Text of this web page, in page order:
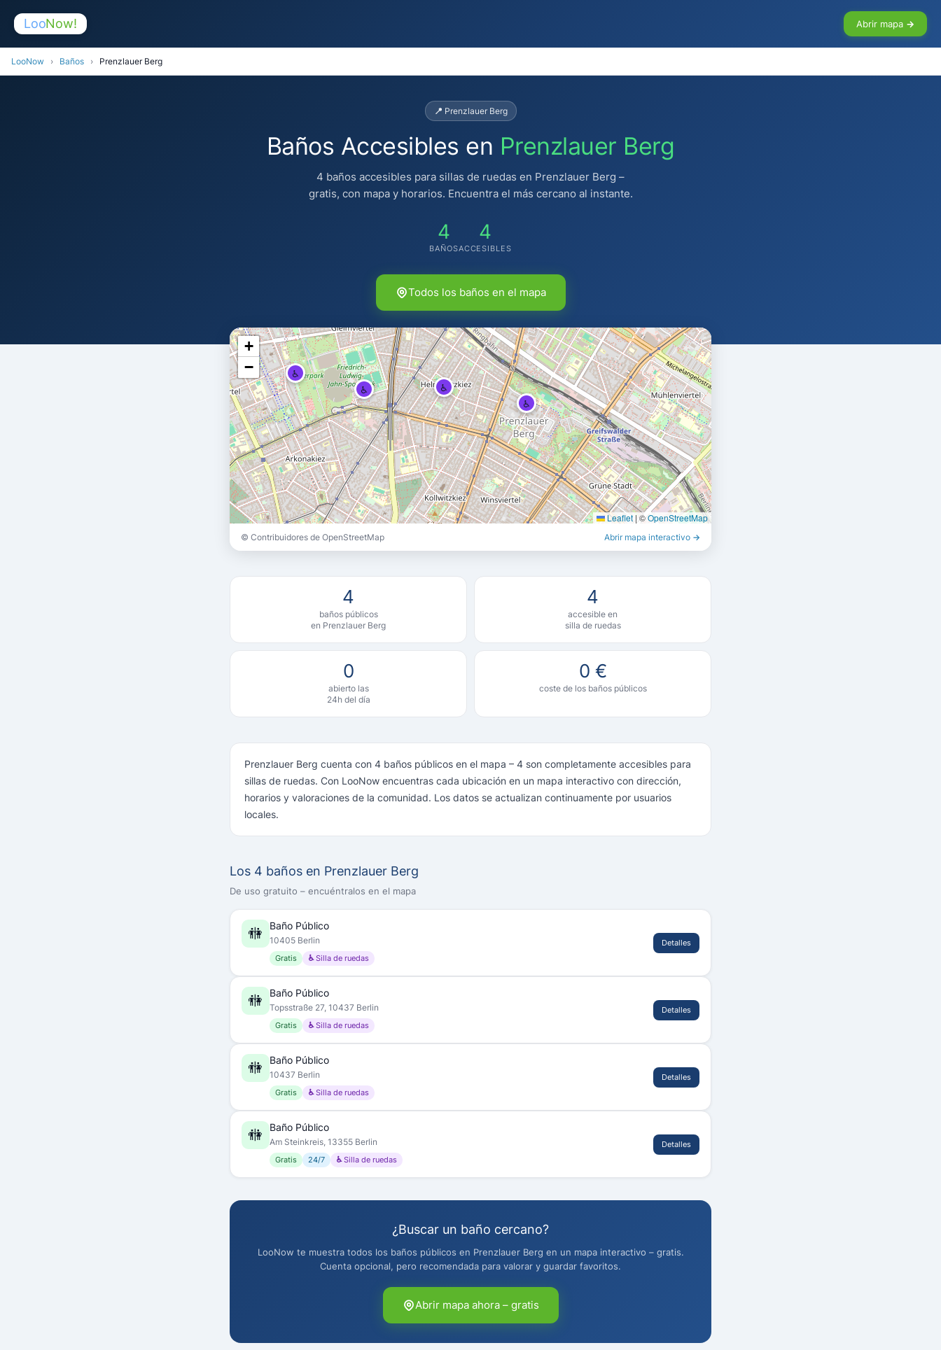
LooNow! Abrir mapa →
LooNow › Baños › Prenzlauer Berg
📍 Prenzlauer Berg
Baños Accesibles en Prenzlauer Berg
4 baños accesibles para sillas de ruedas en Prenzlauer Berg –
gratis, con mapa y horarios. Encuentra el más cercano al instante.
4
BAÑOS
4
ACCESIBLES
Todos los baños en el mapa
♿
♿ ♿
♿
+
−
Leaflet |©OpenStreetMap
© Contribuidores de OpenStreetMap Abrir mapa interactivo →
4
baños públicos
en Prenzlauer Berg
4
accesible en
silla de ruedas
0
abierto las
24h del día
0 €
coste de los baños públicos
Prenzlauer Berg cuenta con 4 baños públicos en el mapa – 4 son completamente accesibles para
sillas de ruedas. Con LooNow encuentras cada ubicación en un mapa interactivo con dirección,
horarios y valoraciones de la comunidad. Los datos se actualizan continuamente por usuarios
locales.
Los 4 baños en Prenzlauer Berg
De uso gratuito – encuéntralos en el mapa
🚻 Baño Público
10405 Berlin
Gratis ♿ Silla de ruedas
Detalles
🚻 Baño Público
Topsstraße 27, 10437 Berlin
Gratis ♿ Silla de ruedas
Detalles
🚻 Baño Público
10437 Berlin
Gratis ♿ Silla de ruedas
Detalles
🚻 Baño Público
Am Steinkreis, 13355 Berlin
Gratis 24/7 ♿ Silla de ruedas
Detalles
¿Buscar un baño cercano?
LooNow te muestra todos los baños públicos en Prenzlauer Berg en un mapa interactivo – gratis.
Cuenta opcional, pero recomendada para valorar y guardar favoritos.
Abrir mapa ahora – gratis